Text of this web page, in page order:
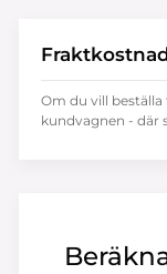
Om du vill
kundvagnen - där